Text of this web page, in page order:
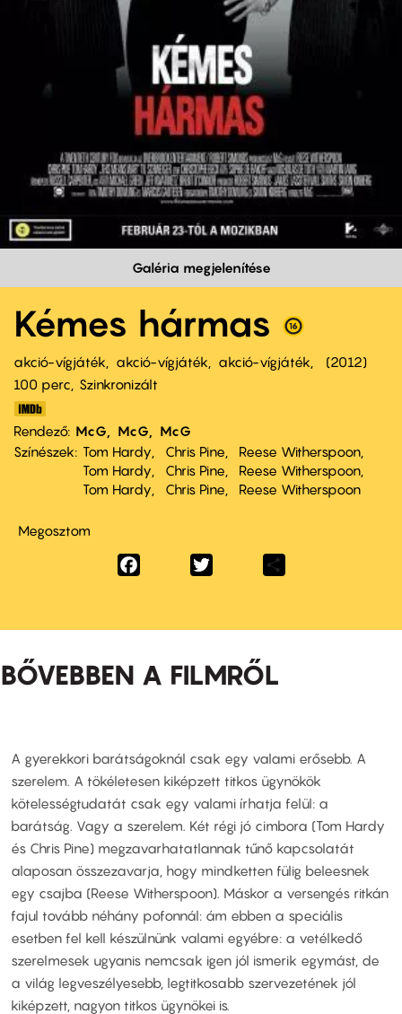
Galéria megjelenítése
Kémes hármas
akció-vígjáték akció-vígjáték akció-vígjáték
2012
100 perc,
Szinkronizált
Rendező McG McG
McG
Színészek
Tom Hardy Chris Pine
Reese Witherspoon
Tom Hardy
Chris Pine
Reese Witherspoon
Tom Hardy
Chris Pine Reese Witherspoon
Megosztom
Facebook
BŐVEBBEN A FILMRŐL
A gyerekkori barátságoknál csak egy valami erősebb. A
szerelem. A tökéletesen kiképzett titkos ügynökök
kötelességtudatát csak egy valami írhatja felül: a
barátság. Vagy a szerelem. Két régi jó cimbora (Tom Hardy
és Chris Pine) megzavarhatatlannak tűnő kapcsolatát
alaposan összezavarja, hogy mindketten fülig beleesnek
egy csajba (Reese Witherspoon). Máskor a versengés ritkán
fajul tovább néhány pofonnál: ám ebben a speciális
esetben fel kell készülnünk valami egyébre: a vetélkedő
szerelmesek ugyanis nemcsak igen jól ismerik egymást, de
a világ legveszélyesebb, legtitkosabb szervezetének jól
kiképzett, nagyon titkos ügynökei is.